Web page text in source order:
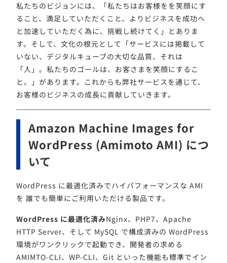
私たちのビジョンには、「私たちはお客様をを笑顔にす
ること、満足していただくこと、よりビジネスを成功へ
と加速していただく為に、挑戦し続けてく」とありま
す。そして、文化の根元として「サービスには掲載して
いない、デジタルキューブの大切な品質、それは
「人」。私たちのゴールは、お客さまを笑顔にするこ
と。」があります。これからも弊社サービスを通じて、
お客様のビジネスの成長に貢献していきます。
Amazon Machine Images for
WordPress (Amimoto AMI) につ
いて
WordPress に最適化済みでハイパフォーマンスな AMI
を 誰でも簡単にご利用いただける製品です。
WordPress に最適化済みNginx、PHP7、Apache
HTTP Server、そして MySQL で構成済みの WordPress
環境がワンクリックで起動でき、開発者の求める
AMIMTO-CLI、WP-CLI、Git といった機能も標準でイン